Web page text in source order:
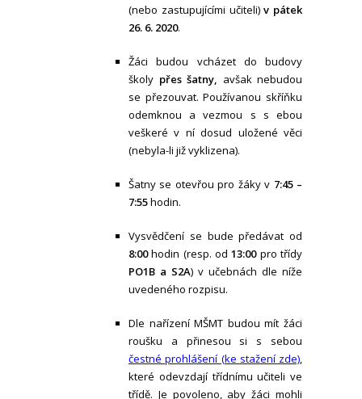
(nebo zastupujícími učiteli)v pátek
26. 6. 2020.
Žáci budou vcházet do budovy
školy přes šatny, avšak nebudou
se přezouvat. Používanou skříňku
odemknou a vezmou s s ebou
veškeré v ní dosud uložené věci
(nebyla-li již vyklizena).
Šatny se otevřou pro žáky v 7:45 –
7:55hodin.
Vysvědčení se bude předávat od
8:00hodin (resp. od13:00pro třídy
PO1B a S2A) v učebnách dle níže
uvedeného rozpisu.
Dle nařízení MŠMT budou mít žáci
roušku a přinesou si s sebou
čestné prohlášení (ke stažení zde),
které odevzdají třídnímu učiteli ve
třídě. Je povoleno, aby žáci mohli